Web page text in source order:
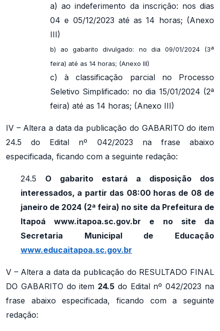
a) ao indeferimento da inscrição: nos dias
04 e 05/12/2023 até as 14 horas; (Anexo
III)
b) ao gabarito divulgado: no dia 09/01/2024 (3ª
feira) até as 14 horas; (Anexo III)
c) à classificação parcial no Processo
Seletivo Simplificado: no dia 15/01/2024 (2ª
feira) até as 14 horas; (Anexo III)
IV – Altera a data da publicação do GABARITO do item
24.5 do Edital nº 042/2023 na frase abaixo
especificada, ficando com a seguinte redação:
24.5 O gabarito estará a disposição dos
interessados, a partir das 08:00 horas de 08 de
janeiro de 2024 (2ª feira) no site da Prefeitura de
Itapoá www.itapoa.sc.gov.br e no site da
Secretaria Municipal de Educação
www.educaitapoa.sc.gov.br
V – Altera a data da publicação do RESULTADO FINAL
DO GABARITO do item 24.5 do Edital nº 042/2023 na
frase abaixo especificada, ficando com a seguinte
redação: